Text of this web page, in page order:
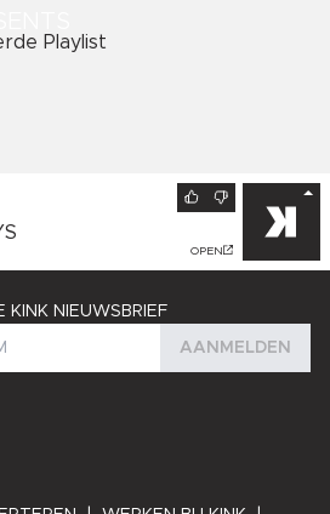
Playlist
OPEN
NIEUWSBRIEF
AANMELDEN